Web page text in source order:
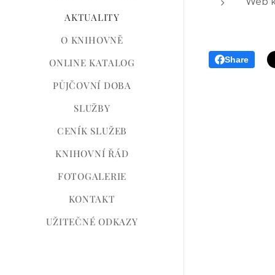
AKTUALITY
O KNIHOVNĚ
ONLINE KATALOG
PŮJČOVNÍ DOBA
SLUŽBY
CENÍK SLUŽEB
KNIHOVNÍ ŘÁD
FOTOGALERIE
KONTAKT
UŽITEČNÉ ODKAZY
Share